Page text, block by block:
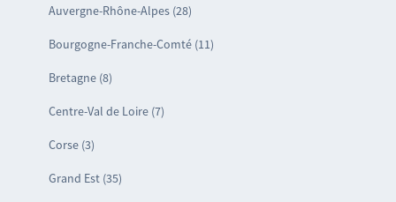
Auvergne-Rhône-Alpes (28)
Bourgogne-Franche-Comté (11)
Bretagne (8)
Centre-Val de Loire (7)
Corse (3)
Grand Est (35)